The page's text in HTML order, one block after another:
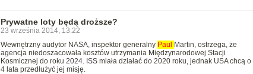
Prywatne loty będą droższe?
23 września 2014, 13:22
Wewnętrzny audytor NASA, inspektor generalny Paul
Martin, ostrzega, że
agencja niedoszacowała kosztów utrzymania Międzynarodowej Stacji
Kosmicznej do roku 2024. ISS miała działać do 2020 roku, jednak USA chcą o
4 lata przedłużyć jej misję.